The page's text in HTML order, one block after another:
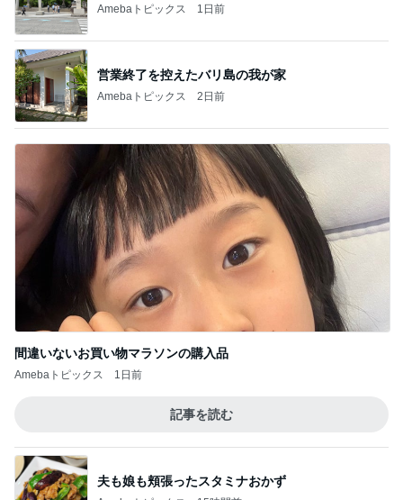
Amebaトピックス 1日前
営業終了を控えたバリ島の我が家
Amebaトピックス 2日前
間違いないお買い物マラソンの購入品
Amebaトピックス 1日前
記事を読む
夫も娘も頬張ったスタミナおかず